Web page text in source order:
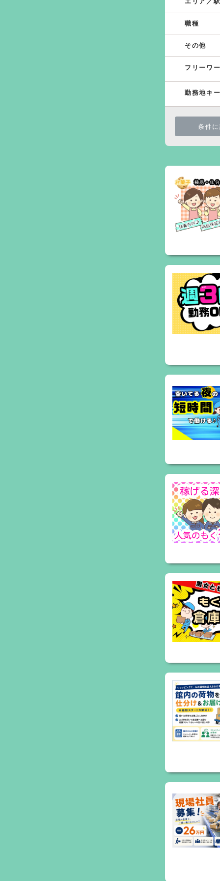
職種
その他
フリーワ
勤務地キ
条件